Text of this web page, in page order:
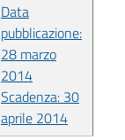
Data
pubblicazione:
28 marzo
2014
Scadenza: 30
aprile 2014